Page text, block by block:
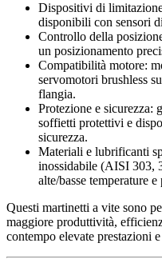
Dispositivi di
disponibili con sensori
Controllo della
un posizionamento
Compatibilità motore:
servomotori brushless
flangia.
Protezione e sicurezza:
soffietti protettivi e
sicurezza.
Materiali e lubrificanti
inossidabile (AISI 303,
alte/basse temperature
Questi martinetti a vite sono
maggiore produttività,
contempo elevate prestazioni